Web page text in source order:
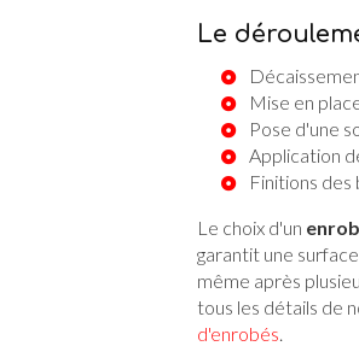
Le
Mise en
Pose d'une
Application
Finitions
Le choix d'un
garantit une
même après
tous les détails de
d'enrobés